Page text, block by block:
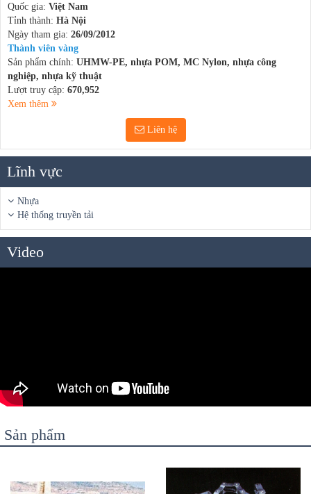
Quốc gia: Việt Nam
Tỉnh thành: Hà Nội
Ngày tham gia: 26/09/2012
Thành viên vàng
Sản phẩm chính: UHMW-PE, nhựa POM, MC Nylon, nhựa công
nghiệp, nhựa kỹ thuật
Lượt truy cập: 670,952
Xem thêm
Liên hệ
Lĩnh vực
Nhựa
Hệ thống truyền tải
Video
Sản phẩm